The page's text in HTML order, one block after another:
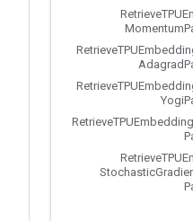
Retrieve
Momentum
Retrieve
Adagrad
Retrieve
Yogi
RetrieveTPUEmbedding
Retrieve
Stochastic